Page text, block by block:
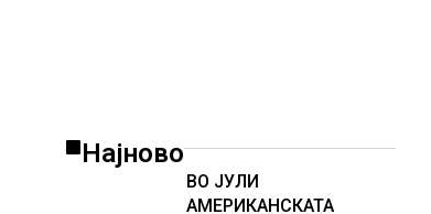
Најново
ВО ЈУЛИ
АМЕРИКАНСКАТА